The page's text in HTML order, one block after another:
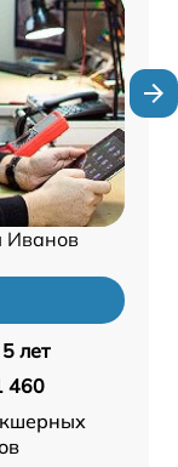
Иванов
5 лет
460